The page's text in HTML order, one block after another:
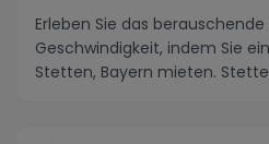
Erleben Sie das
Geschwindigkeit, indem Sie
Stetten, Bayern mieten.